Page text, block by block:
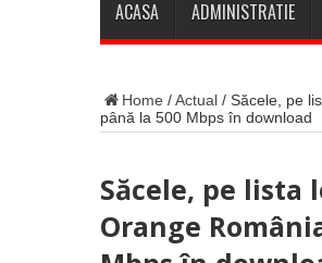
ACASA ADMINISTRATIE
Home /Actual / Săcele, pe
până la 500 Mbps în download
Săcele, pe
Orange